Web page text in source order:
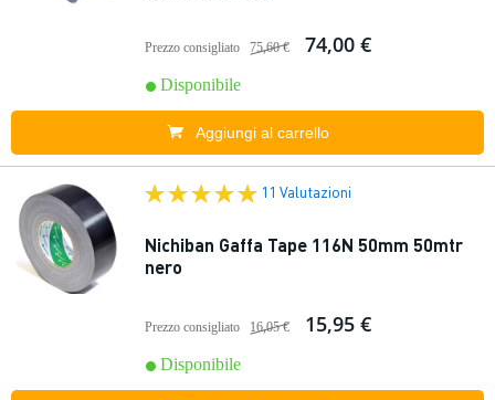
Prezzo consigliato 75,60 € 74,00 €
Disponibile
Aggiungi al carrello
11 Valutazioni
Nichiban Gaffa Tape 116N 50mm 50mtr
nero
Prezzo consigliato 16,05 € 15,95 €
Disponibile